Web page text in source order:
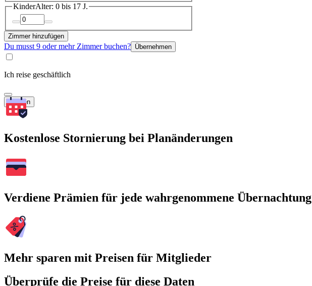
KinderAlter: 0 bis 17 J.
Zimmer hinzufügen
Du musst 9 oder mehr Zimmer buchen? Übernehmen
Ich reise geschäftlich
Suchen
Kostenlose Stornierung bei Planänderungen
Verdiene Prämien für jede wahrgenommene Übernachtung
Mehr sparen mit Preisen für Mitglieder
Überprüfe die Preise für diese Daten